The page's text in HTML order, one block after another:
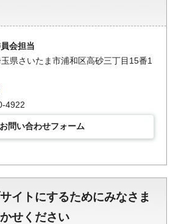
会担当
県さいたま市浦和区高砂三丁目15番1
4922
お問い合わせフォーム
イトにするためにみなさま
せください